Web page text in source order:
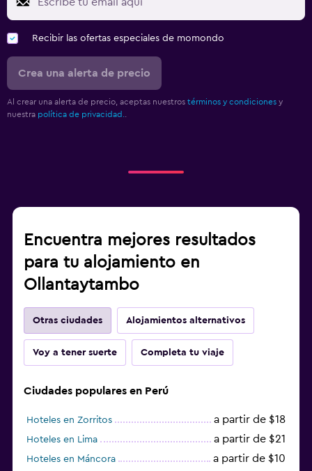
Recibir las ofertas especiales de momondo
Crea una alerta de precio
Al crear una alerta de precio, aceptas nuestros términos y condiciones y
nuestra política de privacidad.
Encuentra mejores resultados
para tu alojamiento en
Ollantaytambo
Otras ciudades Alojamientos alternativos
Voy a tener suerte Completa tu viaje
Ciudades populares en Perú
Hoteles en Zorritos a partir de $18
Hoteles en Lima a partir de $21
Hoteles en Máncora a partir de $10